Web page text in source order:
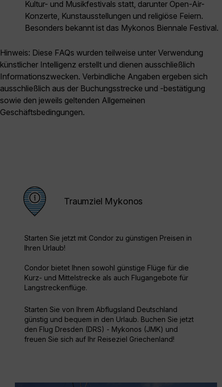
Kultur- und Musikfestivals statt, darunter Open-Air-
Konzerte, Kunstausstellungen und religiöse Feiern.
Besonders bekannt ist das Mykonos Biennale Festival.
Hinweis: Diese FAQs wurden teilweise unter Verwendung
künstlicher Intelligenz erstellt und dienen ausschließlich
Informationszwecken. Verbindliche Angaben ergeben sich
ausschließlich aus der Buchungsstrecke und -bestätigung
sowie den jeweils geltenden Allgemeinen
Geschäftsbedingungen.
Traumziel Mykonos
Starten Sie jetzt mit Condor zu günstigen Preisen in
Ihren Urlaub!
Condor bietet Ihnen sowohl günstige Flüge für die
Kurz- und Mittelstrecke als auch Flugangebote für
Langstreckenflüge.
Starten Sie von Ihrem Abflugsland Deutschland
günstig und bequem in den Urlaub. Buchen Sie jetzt
den Flug Dresden (DRS) - Mykonos (JMK) und
freuen Sie sich auf Ihr Reiseziel Griechenland!